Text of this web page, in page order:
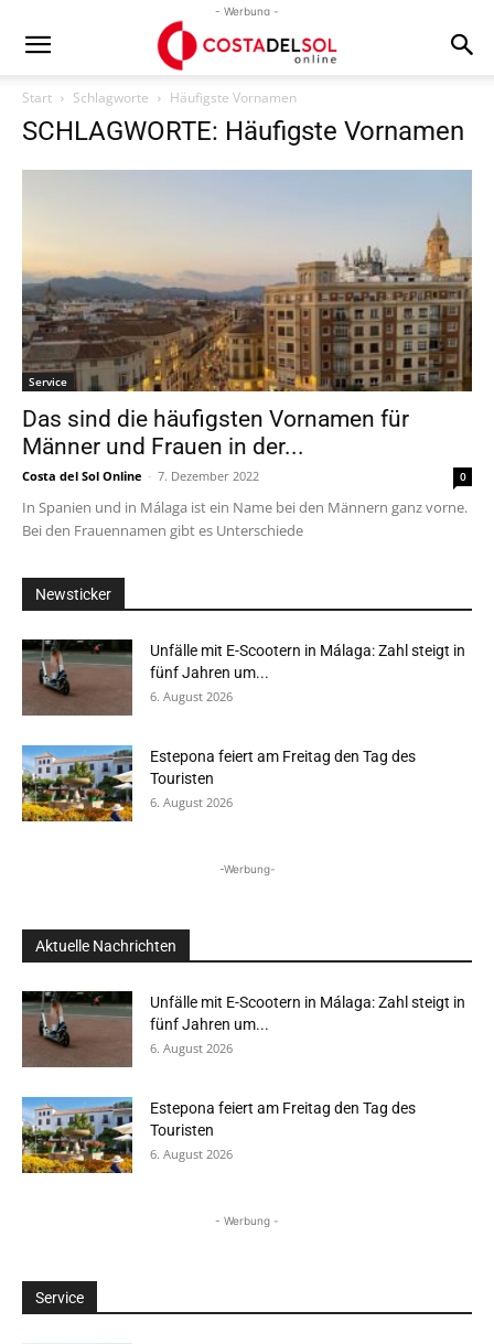
- Werbung -
Start Schlagworte Häufigste Vornamen
SCHLAGWORTE: Häufigste Vornamen
Service
Das sind die häufigsten Vornamen für
Männer und Frauen in der...
Costa del Sol Online - 7. Dezember 2022 0
In Spanien und in Málaga ist ein Name bei den Männern ganz vorne.
Bei den Frauennamen gibt es Unterschiede
Newsticker
Unfälle mit E-Scootern in Málaga: Zahl steigt in
fünf Jahren um...
6. August 2026
Estepona feiert am Freitag den Tag des
Touristen
6. August 2026
-Werbung-
Aktuelle Nachrichten
Unfälle mit E-Scootern in Málaga: Zahl steigt in
fünf Jahren um...
6. August 2026
Estepona feiert am Freitag den Tag des
Touristen
6. August 2026
- Werbung -
Service